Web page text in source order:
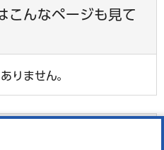
こんなページも見て
りません。